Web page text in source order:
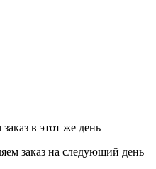
в этот же день
заказ на следующий день